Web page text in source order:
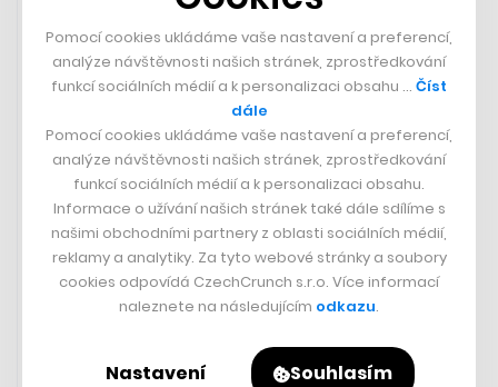
Plastoví vojáčci jim vybojovali 18
miliard korun za jediný rok. Půl
miliardy ze zisku dostali
Pomocí cookies ukládáme vaše nastavení a preferencí,
analýze návštěvnosti našich stránek, zprostředkování
funkcí sociálních médií a k personalizaci obsahu … Číst
dále
Pomocí cookies ukládáme vaše nastavení a preferencí,
analýze návštěvnosti našich stránek, zprostředkování
funkcí sociálních médií a k personalizaci obsahu.
Informace o užívání našich stránek také dále sdílíme s
našimi obchodními partnery z oblasti sociálních médií,
reklamy a analytiky. Za tyto webové stránky a soubory
cookies odpovídá CzechCrunch s.r.o. Více informací
naleznete na následujícím odkazu.
Nastavení Souhlasím